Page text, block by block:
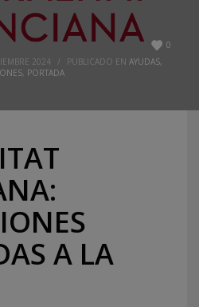
0
2024 / PUBLICADO EN AYUDAS,
PORTADA
A LA